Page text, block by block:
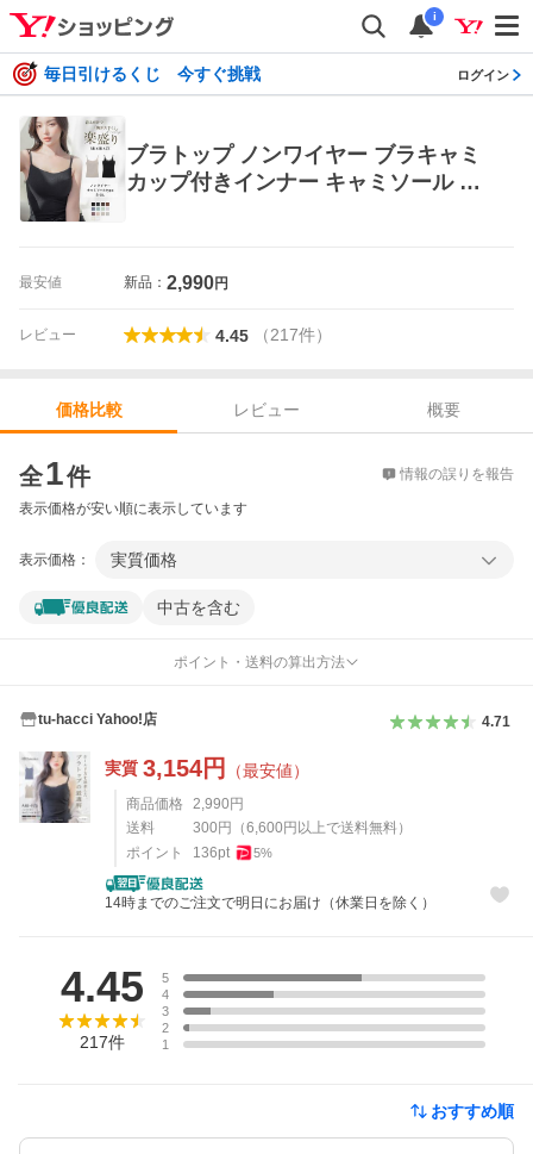
i
毎日引けるくじ 今すぐ挑戦 ログイン
ブラトップ ノンワイヤー ブラキャミ
カップ付きインナー キャミソール ナ
最安値 新品： 2,990円
レビュー 4.45 （217件）
価格比較 レビュー
概要
全1件 情報の誤りを報告
表示価格が安い順に表示しています
表示価格： 実質価格
中古を含む
ポイント・送料の算出方法
tu-hacci Yahoo!店 4.71
実質 3,154円 （最安値）
商品価格 2,990 円
送料
300 円 （6,600 円以上で送料無料）
ポイント
136pt 5%
14時までのご注文で明日にお届け（休業日を除く）
4.45
217件
5
4
3
2
1
おすすめ順